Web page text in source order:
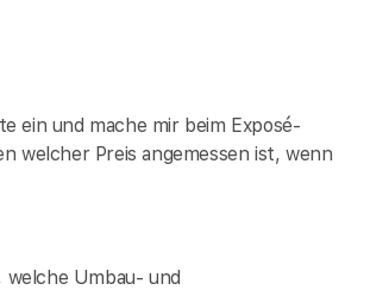
ein und mache mir beim Exposé-
welcher Preis angemessen ist, wenn
welche Umbau- und